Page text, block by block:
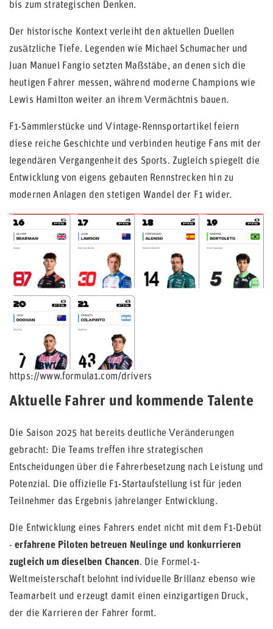
bis zum strategischen Denken.
Der historische Kontext verleiht den aktuellen Duellen
zusätzliche Tiefe. Legenden wie Michael Schumacher und
Juan Manuel Fangio setzten Maßstäbe, an denen sich die
heutigen Fahrer messen, während moderne Champions wie
Lewis Hamilton weiter an ihrem Vermächtnis bauen.
F1-Sammlerstücke und Vintage-Rennsportartikel feiern
diese reiche Geschichte und verbinden heutige Fans mit der
legendären Vergangenheit des Sports. Zugleich spiegelt die
Entwicklung von eigens gebauten Rennstrecken hin zu
modernen Anlagen den stetigen Wandel der F1 wider.
https://www.formula1.com/drivers
Aktuelle Fahrer und kommende Talente
Die Saison 2025 hat bereits deutliche Veränderungen
gebracht: Die Teams treffen ihre strategischen
Entscheidungen über die Fahrerbesetzung nach Leistung und
Potenzial. Die offizielle F1-Startaufstellung ist für jeden
Teilnehmer das Ergebnis jahrelanger Entwicklung.
Die Entwicklung eines Fahrers endet nicht mit dem F1-Debüt
-erfahrene Piloten betreuen Neulinge und konkurrieren
zugleich um dieselben Chancen. Die Formel-1-
Weltmeisterschaft belohnt individuelle Brillanz ebenso wie
Teamarbeit und erzeugt damit einen einzigartigen Druck,
der die Karrieren der Fahrer formt.